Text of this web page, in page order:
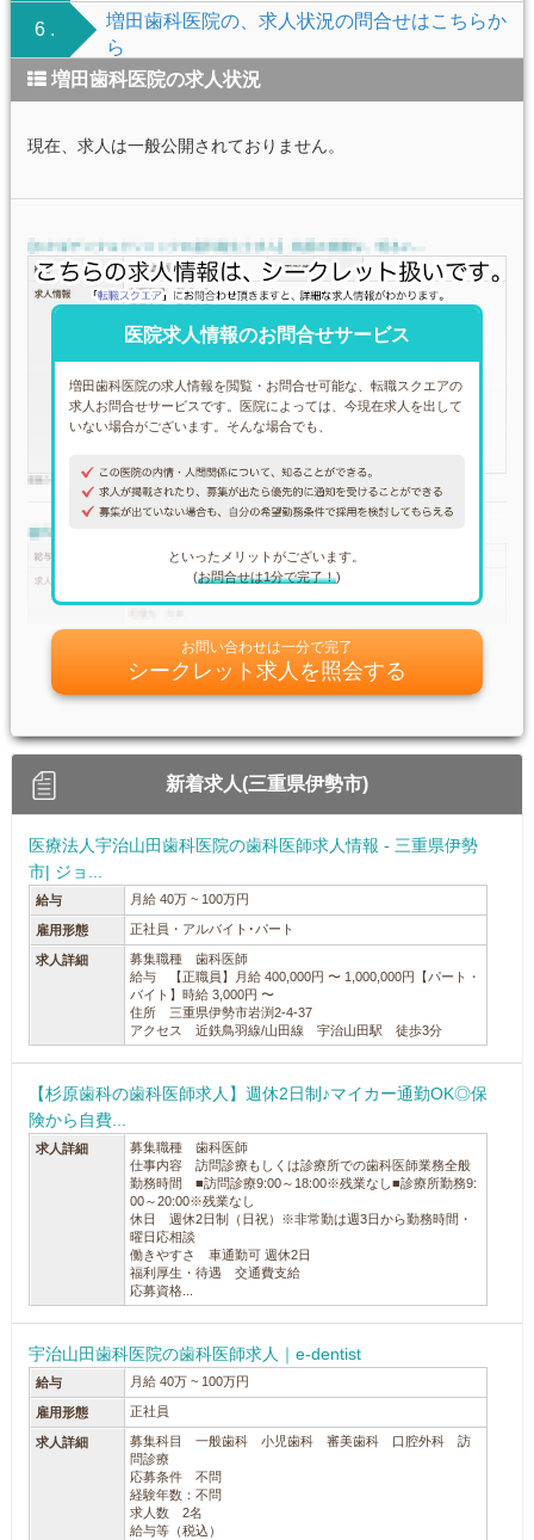
6 .
増田歯科医院の、求人状況の問合せはこちらか
ら
増田歯科医院の求人状況
現在、求人は一般公開されておりません。
医院求人情報のお問合せサービス
増田歯科医院の求人情報を閲覧・お問合せ可能な、転職スクエアの
求人お問合せサービスです。医院によっては、今現在求人を出して
いない場合がございます。そんな場合でも、
といったメリットがございます。
(お問合せは1分で完了！)
お問い合わせは一分で完了
シークレット求人を照会する
新着求人(三重県伊勢市)
医療法人宇治山田歯科医院の歯科医師求人情報 - 三重県伊勢
市| ジョ...
給与 月給 40万 ~ 100万円
雇用形態 正社員・アルバイト･パート
求人詳細
募集職種 歯科医師
給与 【正職員】月給 400,000円 〜 1,000,000円【パート・
バイト】時給 3,000円 〜
住所 三重県伊勢市岩渕2-4-37
アクセス 近鉄鳥羽線/山田線 宇治山田駅 徒歩3分
【杉原歯科の歯科医師求人】週休2日制♪マイカー通勤OK◎保
険から自費...
求人詳細
募集職種 歯科医師
仕事内容 訪問診療もしくは診療所での歯科医師業務全般
勤務時間 ■訪問診療9:00～18:00※残業なし■診療所勤務9:
00～20:00※残業なし
休日 週休2日制（日祝）※非常勤は週3日から勤務時間・
曜日応相談
働きやすさ 車通勤可 週休2日
福利厚生・待遇 交通費支給
応募資格...
宇治山田歯科医院の歯科医師求人｜e-dentist
給与 月給 40万 ~ 100万円
雇用形態 正社員
求人詳細
募集科目 一般歯科 小児歯科 審美歯科 口腔外科 訪
問診療
応募条件 不問
経験年数：不問
求人数 2名
給与等（税込）